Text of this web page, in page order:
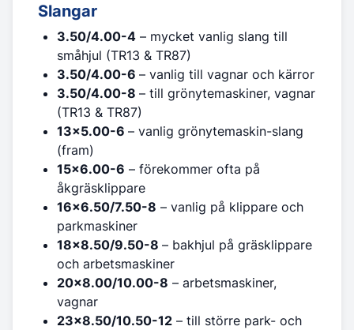
Slangar
3.50/4.00-4 – mycket vanlig slang till
småhjul (TR13 & TR87)
3.50/4.00-6 – vanlig till vagnar och kärror
3.50/4.00-8 – till grönytemaskiner, vagnar
(TR13 & TR87)
13x5.00-6 – vanlig grönytemaskin-slang
(fram)
15x6.00-6 – förekommer ofta på
åkgräsklippare
16x6.50/7.50-8 – vanlig på klippare och
parkmaskiner
18x8.50/9.50-8 – bakhjul på gräsklippare
och arbetsmaskiner
20x8.00/10.00-8 – arbetsmaskiner,
vagnar
23x8.50/10.50-12 – till större park- och